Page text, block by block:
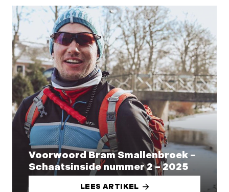
Voorwoord Bram Smallenbroek –
Schaatsinside nummer 2 – 2025
LEES ARTIKEL